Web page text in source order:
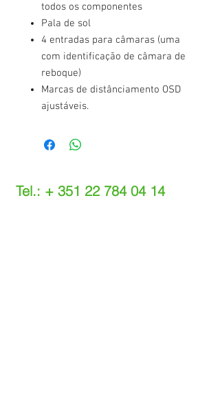
todos os componentes
Pala de sol
4 entradas para câmaras (uma
com identificação de câmara de
reboque)
Marcas de distânciamento OSD
ajustáveis.
Tel.: + 351 22 784 04 14